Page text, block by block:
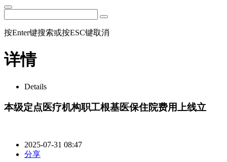
按Enter键搜索或按ESC键取消
详情
Details
本级定点医疗机构职工根基医保住院费用上线立
2025-07-31 08:47
分享